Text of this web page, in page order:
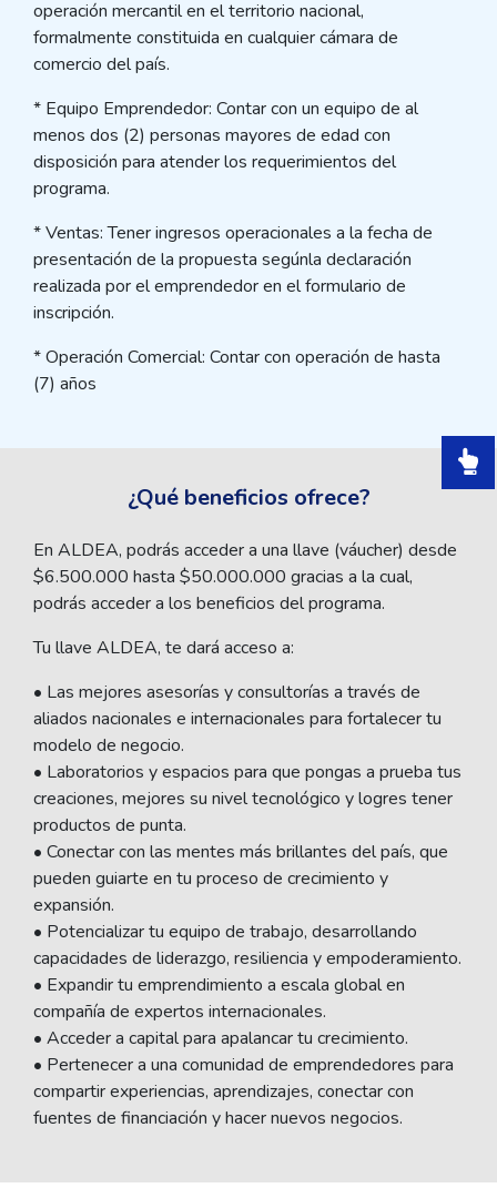
operación mercantil en el territorio nacional,
formalmente constituida en cualquier cámara de
comercio del país.
* Equipo Emprendedor: Contar con un equipo de al
menos dos (2) personas mayores de edad con
disposición para atender los requerimientos del
programa.
* Ventas: Tener ingresos operacionales a la fecha de
presentación de la propuesta segúnla declaración
realizada por el emprendedor en el formulario de
inscripción.
* Operación Comercial: Contar con operación de hasta
(7) años
¿Qué beneficios ofrece?
En ALDEA, podrás acceder a una llave (váucher) desde
$6.500.000 hasta $50.000.000 gracias a la cual,
podrás acceder a los beneficios del programa.
Tu llave ALDEA, te dará acceso a:
• Las mejores asesorías y consultorías a través de
aliados nacionales e internacionales para fortalecer tu
modelo de negocio.
• Laboratorios y espacios para que pongas a prueba tus
creaciones, mejores su nivel tecnológico y logres tener
productos de punta.
• Conectar con las mentes más brillantes del país, que
pueden guiarte en tu proceso de crecimiento y
expansión.
• Potencializar tu equipo de trabajo, desarrollando
capacidades de liderazgo, resiliencia y empoderamiento.
• Expandir tu emprendimiento a escala global en
compañía de expertos internacionales.
• Acceder a capital para apalancar tu crecimiento.
• Pertenecer a una comunidad de emprendedores para
compartir experiencias, aprendizajes, conectar con
fuentes de financiación y hacer nuevos negocios.